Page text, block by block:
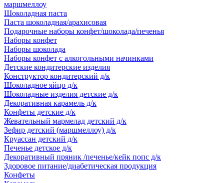
маршмеллоу
Шоколадная паста
Паста шоколадная/арахисовая
Подарочные наборы конфет/шоколада/печенья
Наборы конфет
Наборы шоколада
Наборы конфет с алкогольными начинками
Детские кондитерские изделия
Конструктор кондитерский д/к
Шоколадное яйцо д/к
Шоколадные изделия детские д/к
Декоративная карамель д/к
Конфеты детские д/к
Жевательный мармелад детский д/к
Зефир детский (маршмеллоу) д/к
Круассан детский д/к
Печенье детское д/к
Декоративный пряник /печенье/кейк попс д/к
Здоровое питание/диабетическая продукция
Конфеты